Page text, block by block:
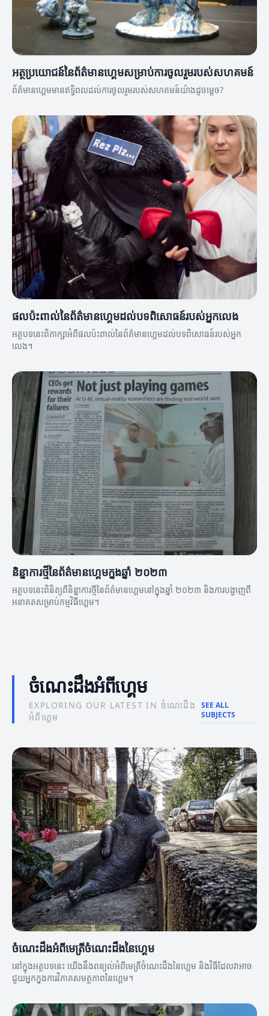
អត្ថប្រយោជន៍នៃព័ត៌មានហ្គេមសម្រាប់ការចូលរួមរបស់សហគមន៍
ព័ត៌មានហ្គេមមានឥទ្ធិពលដល់ការចូលរួមរបស់សហគមន៍យ៉ាងដូចម្តេច?
ផលប៉ះពាល់នៃព័ត៌មានហ្គេមដល់បទពិសោធន៍របស់អ្នកលេង
អត្ថបទនេះពិភាក្សាអំពីផលប៉ះពាល់នៃព័ត៌មានហ្គេមដល់បទពិសោធន៍របស់អ្នក
លេង។
និន្នាការថ្មីនៃព័ត៌មានហ្គេមក្នុងឆ្នាំ ២០២៣
អត្ថបទនេះពិនិត្យពីនិន្នាការថ្មីនៃព័ត៌មានហ្គេមនៅក្នុងឆ្នាំ ២០២៣ និងការបង្ហាញពី
អនាគតសម្រាប់កម្មវិធីហ្គេម។
ចំណេះដឹងអំពីហ្គេម
EXPLORING OUR LATEST IN ចំណេះដឹង
អំពីហ្គេម
SEE ALL
SUBJECTS
ចំណេះដឹងអំពីមេត្រីចំណេះដឹងនៃហ្គេម
នៅក្នុងអត្ថបទនេះ យើងនឹងពន្យល់អំពីមេត្រីចំណេះដឹងនៃហ្គេម និងវិធីដែលវាអាច
ជួយអ្នកក្នុងការវិភាគសមត្ថភាពនៃហ្គេម។